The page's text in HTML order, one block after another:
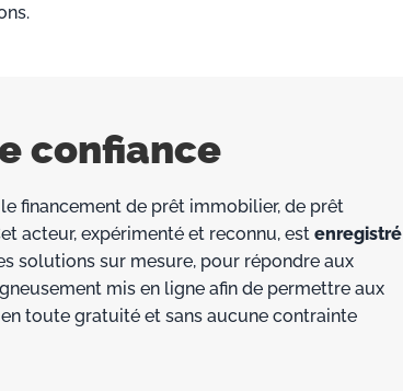
confiance
financement de prêt immobilier, de prêt
acteur, expérimenté et reconnu, est enregistré
solutions sur mesure, pour répondre aux
mis en ligne afin de permettre aux
en toute gratuité et sans aucune contrainte